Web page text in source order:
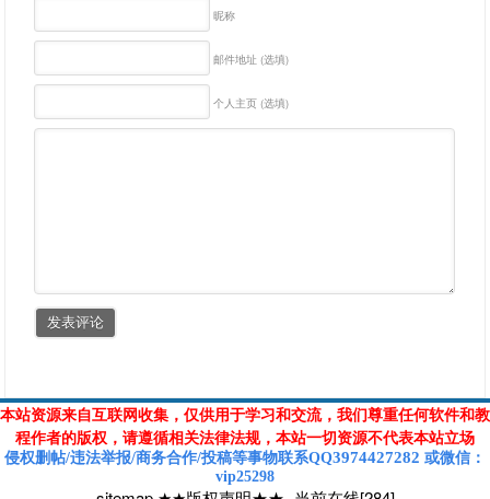
昵称
邮件地址 (选填)
个人主页 (选填)
本站资源来自互联网收集，仅供用于学习和交流，我们尊重任何软件和教
程作者的版权，请遵循相关法律法规，本站一切资源不代表本站立场
侵权删帖/违法举报/商务合作/投稿等事物联系QQ3974427282 或微信 ：
vip25298